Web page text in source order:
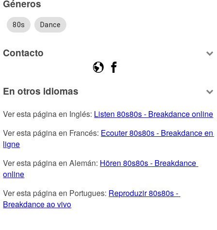
Géneros
80s Dance
Contacto
En otros idiomas
Ver esta página en Inglés: Listen 80s80s - Breakdance online
Ver esta página en Francés: Ecouter 80s80s - Breakdance en
ligne
Ver esta página en Alemán: Hören 80s80s - Breakdance
online
Ver esta página en Portugues: Reproduzir 80s80s -
Breakdance ao vivo